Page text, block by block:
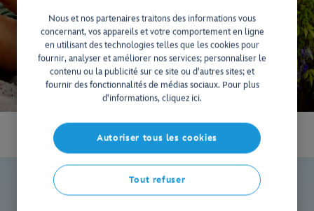
Nous et nos partenaires traitons des informations vous
concernant, vos appareils et votre comportement en ligne
en utilisant des technologies telles que les cookies pour
fournir, analyser et améliorer nos services; personnaliser le
contenu ou la publicité sur ce site ou d'autres sites; et
fournir des fonctionnalités de médias sociaux. Pour plus
d'informations, cliquez ici.
Tout refuser
Autoriser tous les cookies